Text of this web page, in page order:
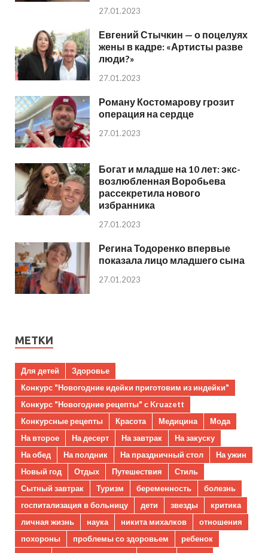
27.01.2023
Евгений Стычкин — о поцелуях
жены в кадре: «Артисты разве
люди?»
27.01.2023
Роману Костомарову грозит
операция на сердце
27.01.2023
Богат и младше на 10 лет: экс-
возлюбленная Воробьева
рассекретила нового
избранника
27.01.2023
Регина Тодоренко впервые
показала лицо младшего сына
27.01.2023
МЕТКИ
Для детей
Здоровье
Конкурс "Новогодние идейки приготовим из индейки"
Конкурс "Новогодние рецепты" с Kruazett
Конкурсные рецепты
Красота Медицина
Мода
На второе
На десерт На завтрак
На закуску
На обед
На полдник На праздничный стол
На ужин
Новый год
Отдых Путешествия
Стиль
Сытный завтрак
Туризм беременность
болезнь
госпитализация в больницу
дети звезды
критика
личная жизнь
наука никита михалков
отношения
похороны
проблемы со здоровьем
ребенок